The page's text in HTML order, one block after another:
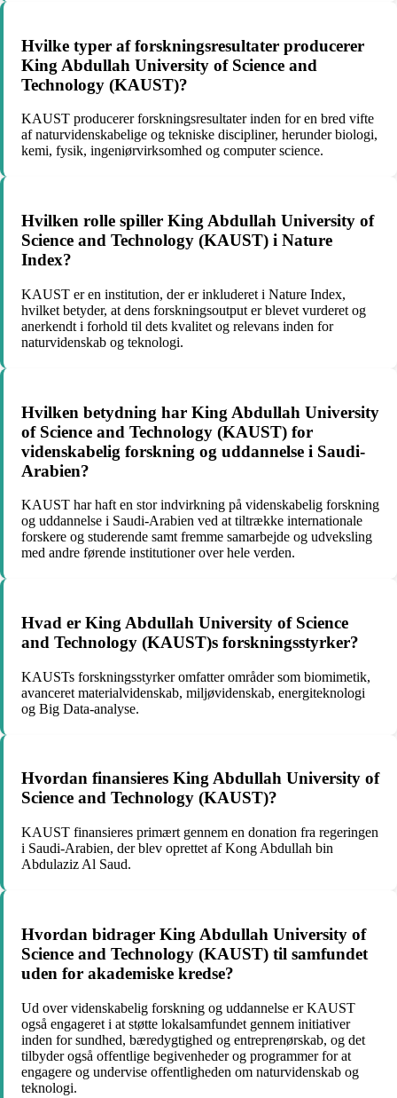
Hvilke typer af forskningsresultater producerer
King Abdullah University of Science and
Technology (KAUST)?
KAUST producerer forskningsresultater inden for en bred vifte
af naturvidenskabelige og tekniske discipliner, herunder biologi,
kemi, fysik, ingeniørvirksomhed og computer science.
Hvilken rolle spiller King Abdullah University of
Science and Technology (KAUST) i Nature
Index?
KAUST er en institution, der er inkluderet i Nature Index,
hvilket betyder, at dens forskningsoutput er blevet vurderet og
anerkendt i forhold til dets kvalitet og relevans inden for
naturvidenskab og teknologi.
Hvilken betydning har King Abdullah University
of Science and Technology (KAUST) for
videnskabelig forskning og uddannelse i Saudi-
Arabien?
KAUST har haft en stor indvirkning på videnskabelig forskning
og uddannelse i Saudi-Arabien ved at tiltrække internationale
forskere og studerende samt fremme samarbejde og udveksling
med andre førende institutioner over hele verden.
Hvad er King Abdullah University of Science
and Technology (KAUST)s forskningsstyrker?
KAUSTs forskningsstyrker omfatter områder som biomimetik,
avanceret materialvidenskab, miljøvidenskab, energiteknologi
og Big Data-analyse.
Hvordan finansieres King Abdullah University of
Science and Technology (KAUST)?
KAUST finansieres primært gennem en donation fra regeringen
i Saudi-Arabien, der blev oprettet af Kong Abdullah bin
Abdulaziz Al Saud.
Hvordan bidrager King Abdullah University of
Science and Technology (KAUST) til samfundet
uden for akademiske kredse?
Ud over videnskabelig forskning og uddannelse er KAUST
også engageret i at støtte lokalsamfundet gennem initiativer
inden for sundhed, bæredygtighed og entreprenørskab, og det
tilbyder også offentlige begivenheder og programmer for at
engagere og undervise offentligheden om naturvidenskab og
teknologi.